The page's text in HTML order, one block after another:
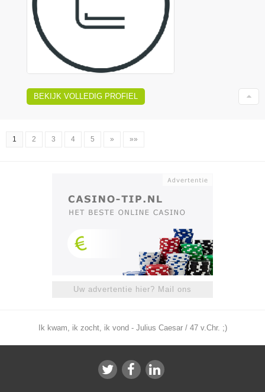
BEKIJK VOLLEDIG PROFIEL
1 2 3 4 5 » »»
Uw advertentie hier? Mail ons
Ik kwam, ik zocht, ik vond - Julius Caesar / 47 v.Chr. ;)